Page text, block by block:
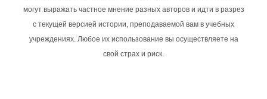
могут выражать частное мнение разных авторов и идти в разрез
с текущей версией истории, преподаваемой вам в учебных
учреждениях. Любое их использование вы осуществляете на
свой страх и риск.